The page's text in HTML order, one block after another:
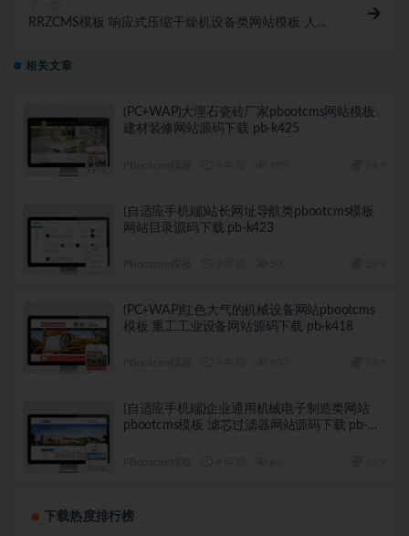
RRZCMS模板 响应式压缩干燥机设备类网站模板 人人
相关文章
(PC+WAP)大理石瓷砖厂家pbootcms网站模板
建材装修网站源码下载 pb-k425
(自适应手机端)站长网址导航类pbootcms模板
网站目录源码下载 pb-k423
(PC+WAP)红色大气的机械设备网站pbootcms
模板 重工工业设备网站源码下载 pb-k418
(自适应手机端)企业通用机械电子制造类网站
pbootcms模板 滤芯过滤器网站源码下载 pb-
下载热度排行榜